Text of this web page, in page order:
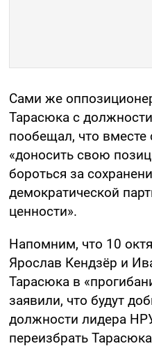
Сами же
Тарасюка с
пообещал, что
«доносить свою
бороться за
демократической
ценности».
Напомним, что 10
Ярослав Кендзёр и
Тарасюка в
заявили, что будут
должности лидера
переизбрать